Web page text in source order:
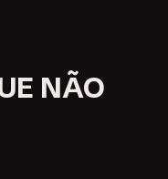
NÃO